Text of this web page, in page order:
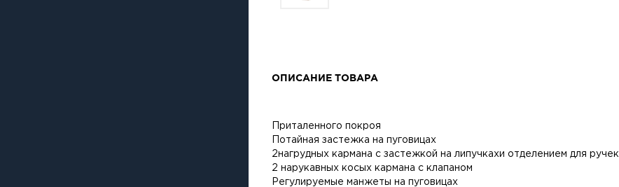
ОПИСАНИЕ ТОВАРА
Приталенного покроя
Потайная застежка на пуговицах
2нагрудных кармана с застежкой на липучкахи отделением для ручек
2 нарукавных косых кармана с клапаном
Регулируемые манжеты на пуговицах